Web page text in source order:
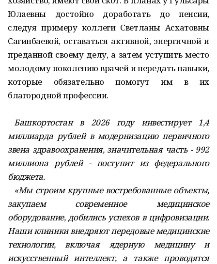
Юлаевны достойно доработать до пенсии,
следуя примеру коллеги Светланы Асхатовны
Сагинбаевой, оставаться активной, энергичной и
преданной своему делу, а затем уступить место
молодому поколению врачей и передать навыки,
которые обязательно помогут им в их
благородной профессии.
Башкортостан в 2026 году инвестирует 1,4
миллиарда рублей в модернизацию первичного
звена здравоохранения, значительная часть - 992
миллиона рублей - поступит из федерального
бюджета.
«Мы строим крупные востребованные объекты,
закупаем современное медицинское
оборудование, добились успехов в цифровизации.
Наши клиники внедряют передовые медицинские
технологии, включая ядерную медицину и
искусственный интеллект, а также проводятся